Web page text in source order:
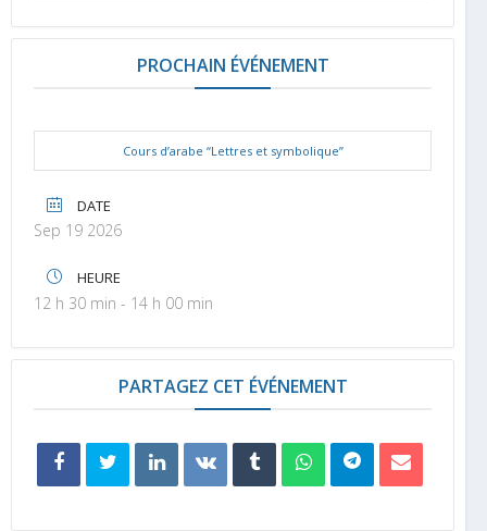
PROCHAIN ÉVÉNEMENT
Cours d’arabe “Lettres et symbolique”
DATE
Sep 19 2026
HEURE
12 h 30 min - 14 h 00 min
PARTAGEZ CET ÉVÉNEMENT